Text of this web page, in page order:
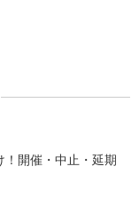
開催・中止・延期